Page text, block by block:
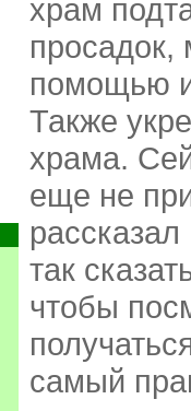
храм
просадок,
помощью
Также
храма.
еще не
так
чтобы
самый